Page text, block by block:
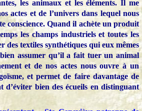
les animaux et les éléments. Il me
actes et de l’univers dans lequel nous
conscience. Quand il achète un produit
les champs industriels et toutes les
textiles synthétiques qui eux mêmes
assumer qu’il a fait tuer un animal
et de nos actes nous ouvre à un
et permet de faire davantage de
d’éviter bien des écueils en distinguant